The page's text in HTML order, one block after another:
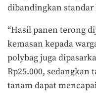
dibandingkan standar
“Hasil panen terong
kemasan kepada
polybag juga
Rp25.000, sedangkan
tanam dapat